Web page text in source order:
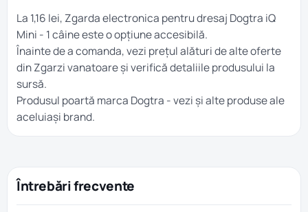
La 1,16 lei, Zgarda electronica pentru dresaj Dogtra iQ
Mini - 1 câine este o opțiune accesibilă.
Înainte de a comanda, vezi prețul alături de alte oferte
dinZgarzi vanatoareși verifică detaliile produsului la
sursă.
Produsul poartă marca Dogtra - vezi și alte produse ale
aceluiași brand.
Întrebări frecvente